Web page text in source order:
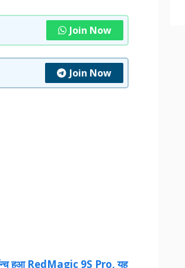
Join Now
Join Now
हुआ RedMagic 9S Pro, यह